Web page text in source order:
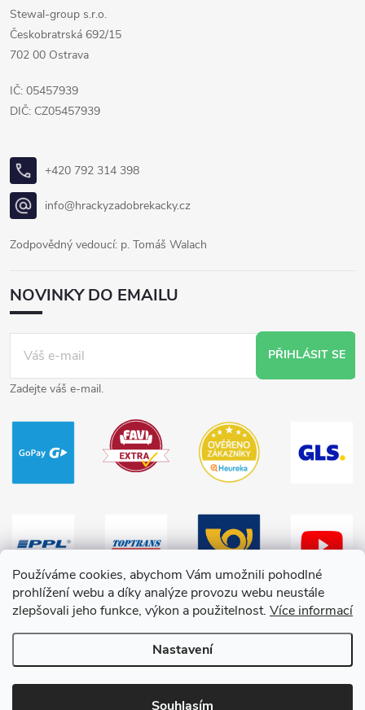
Používáme cookies, abychom Vám umožnili pohodlné
prohlížení webu a díky analýze provozu webu neustále
zlepšovali jeho funkce, výkon a použitelnost. Více informací
Nastavení
Souhlasím
Stewal-group s.r.o.
Českobratrská 692/15
702 00 Ostrava
IČ: 05457939
DIČ: CZ05457939
+420 792 314 398
info@hrackyzadobrekacky.cz
Zodpovědný vedoucí: p. Tomáš Walach
NOVINKY DO EMAILU
PŘIHLÁSIT SE
Zadejte váš e-mail.